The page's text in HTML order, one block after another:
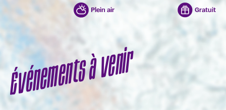
Plein air Gratuit
Événements à venir